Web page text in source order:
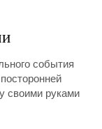
события
своими руками